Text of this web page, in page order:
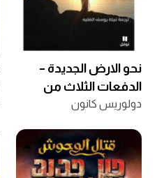
نحو الارض الجديدة –
الدفعات الثلاث من
المتطوعين
دولوريس كانون